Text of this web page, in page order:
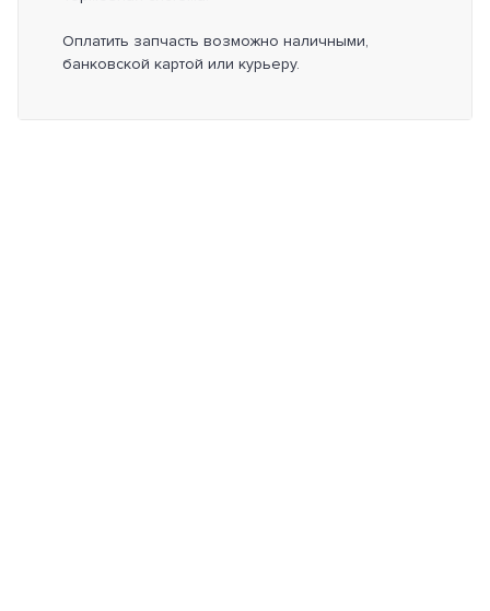
Оплатить запчасть возможно наличными,
банковской картой или курьеру.